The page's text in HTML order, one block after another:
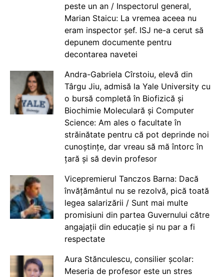
peste un an / Inspectorul general,
Marian Staicu: La vremea aceea nu
eram inspector șef. ISJ ne-a cerut să
depunem documente pentru
decontarea navetei
Andra-Gabriela Cîrstoiu, elevă din
Târgu Jiu, admisă la Yale University cu
o bursă completă în Biofizică și
Biochimie Moleculară și Computer
Science: Am ales o facultate în
străinătate pentru că pot deprinde noi
cunoștințe, dar vreau să mă întorc în
țară și să devin profesor
Vicepremierul Tanczos Barna: Dacă
învățământul nu se rezolvă, pică toată
legea salarizării / Sunt mai multe
promisiuni din partea Guvernului către
angajații din educație și nu par a fi
respectate
Aura Stănculescu, consilier școlar:
Meseria de profesor este un stres